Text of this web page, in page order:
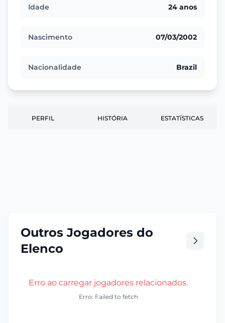
Idade 24 anos
Nascimento 07/03/2002
Nacionalidade Brazil
PERFIL HISTÓRIA ESTATÍSTICAS
Outros Jogadores do
Elenco
Erro ao carregar jogadores relacionados.
Erro: Failed to fetch